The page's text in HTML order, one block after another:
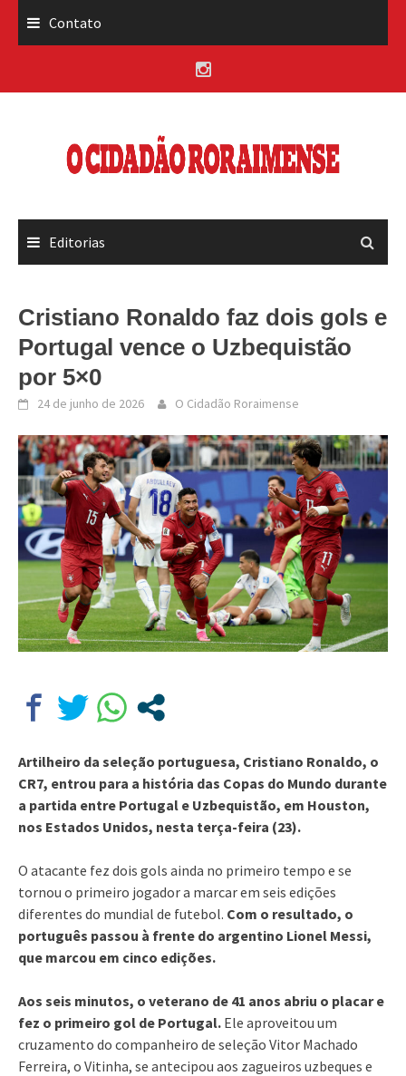
Contato
Editorias
Cristiano Ronaldo faz dois gols e
Portugal vence o Uzbequistão
por 5×0
24 de junho de 2026 O Cidadão Roraimense
Artilheiro da seleção portuguesa, Cristiano Ronaldo, o
CR7, entrou para a história das Copas do Mundo durante
a partida entre Portugal e Uzbequistão, em Houston,
nos Estados Unidos, nesta terça-feira (23).
O atacante fez dois gols ainda no primeiro tempo e se
tornou o primeiro jogador a marcar em seis edições
diferentes do mundial de futebol. Com o resultado, o
português passou à frente do argentino Lionel Messi,
que marcou em cinco edições.
Aos seis minutos, o veterano de 41 anos abriu o placar e
fez o primeiro gol de Portugal. Ele aproveitou um
cruzamento do companheiro de seleção Vitor Machado
Ferreira, o Vitinha, se antecipou aos zagueiros uzbeques e